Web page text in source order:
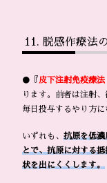
脱感作療法
●『 皮下注射免疫療法
ります。前者は注射
毎日投与するやり方に
いずれも、 抗原を低濃
とで、抗原に対する
状を出にくくします。